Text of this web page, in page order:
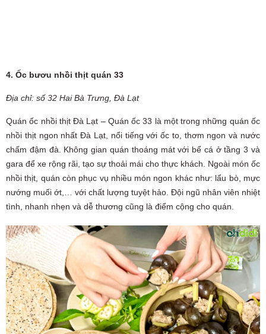
4. Ốc bươu nhồi thịt quán 33
Địa chỉ: số 32 Hai Bà Trưng, Đà Lạt
Quán ốc nhồi thịt Đà Lạt – Quán ốc 33 là một trong những quán ốc
nhồi thịt ngon nhất Đà Lạt, nổi tiếng với ốc to, thơm ngon và nước
chấm đậm đà. Không gian quán thoáng mát với bể cá ở tầng 3 và
gara để xe rộng rãi, tạo sự thoải mái cho thực khách. Ngoài món ốc
nhồi thịt, quán còn phục vụ nhiều món ngon khác như: lẩu bò, mực
nướng muối ớt,… với chất lượng tuyệt hảo. Đội ngũ nhân viên nhiệt
tình, nhanh nhẹn và dễ thương cũng là điểm cộng cho quán.